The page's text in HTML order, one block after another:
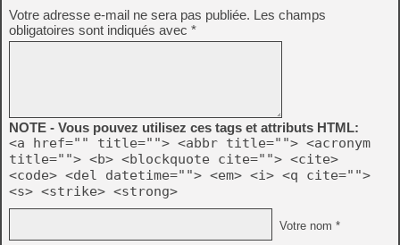
Votre adresse e-mail ne sera pas publiée. Les champs
obligatoires sont indiqués avec *
NOTE - Vous pouvez utilisez ces tags et attributs HTML:
<a href="" title=""> <abbr title=""> <acronym
title=""> <b> <blockquote cite=""> <cite>
<code> <del datetime=""> <em> <i> <q cite="">
<s> <strike> <strong>
Votre nom *